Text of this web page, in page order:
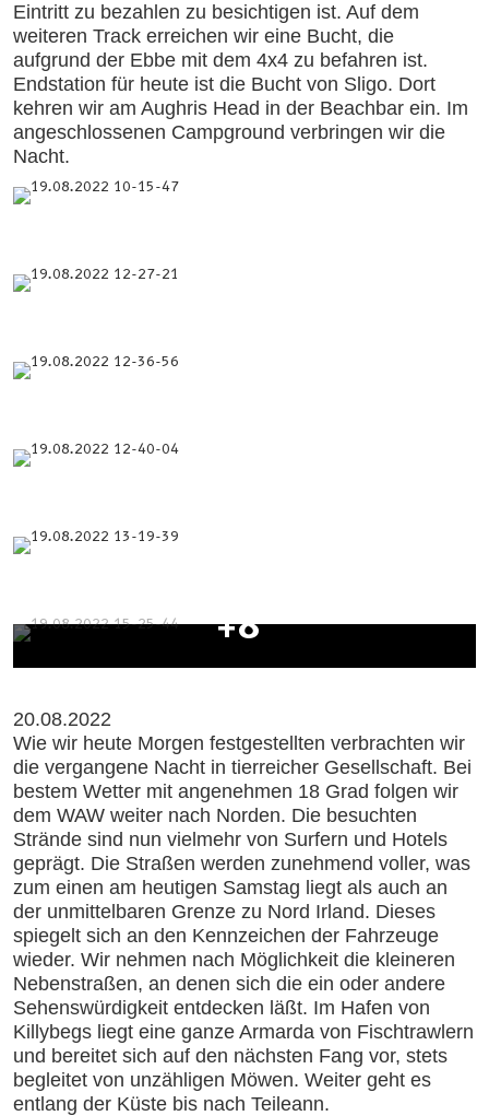
Eintritt zu bezahlen zu besichtigen ist. Auf dem
weiteren Track erreichen wir eine Bucht, die
aufgrund der Ebbe mit dem 4x4 zu befahren ist.
Endstation für heute ist die Bucht von Sligo. Dort
kehren wir am Aughris Head in der Beachbar ein. Im
angeschlossenen Campground verbringen wir die
Nacht.
+8
20.08.2022
Wie wir heute Morgen festgestellten verbrachten wir
die vergangene Nacht in tierreicher Gesellschaft. Bei
bestem Wetter mit angenehmen 18 Grad folgen wir
dem WAW weiter nach Norden. Die besuchten
Strände sind nun vielmehr von Surfern und Hotels
geprägt. Die Straßen werden zunehmend voller, was
zum einen am heutigen Samstag liegt als auch an
der unmittelbaren Grenze zu Nord Irland. Dieses
spiegelt sich an den Kennzeichen der Fahrzeuge
wieder. Wir nehmen nach Möglichkeit die kleineren
Nebenstraßen, an denen sich die ein oder andere
Sehenswürdigkeit entdecken läßt. Im Hafen von
Killybegs liegt eine ganze Armarda von Fischtrawlern
und bereitet sich auf den nächsten Fang vor, stets
begleitet von unzähligen Möwen. Weiter geht es
entlang der Küste bis nach Teileann.